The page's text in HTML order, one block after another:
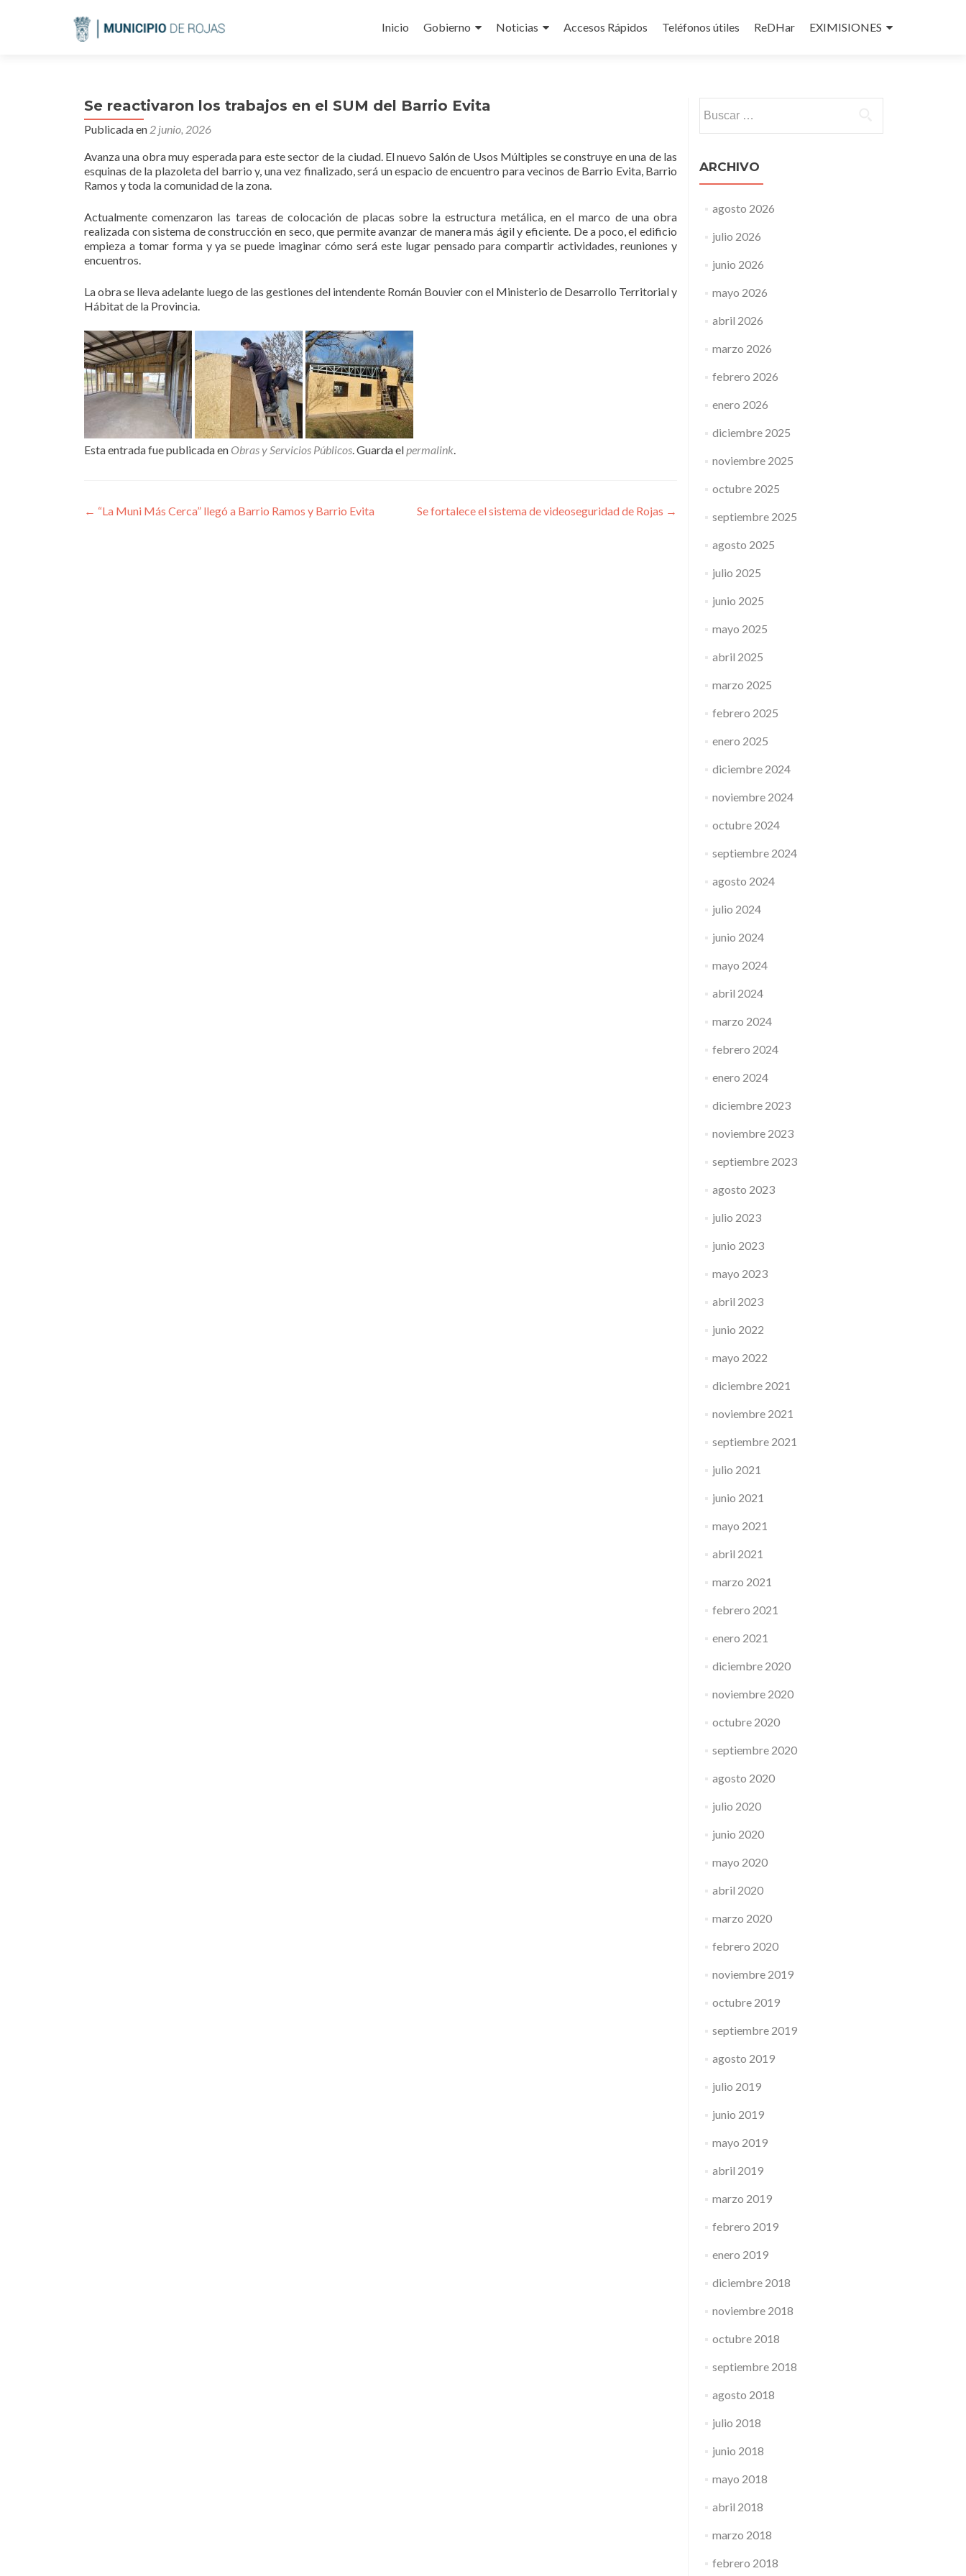
al
Inicio Gobierno Noticias Accesos Rápidos Teléfonos útiles ReDHar EXIMISIONES
Se reactivaron los trabajos en el SUM del Barrio Evita
Publicada en 2 junio, 2026
Avanza una obra muy esperada para este sector de la ciudad. El nuevo Salón de Usos Múltiples se construye en una de las
esquinas de la plazoleta del barrio y, una vez finalizado, será un espacio de encuentro para vecinos de Barrio Evita, Barrio
Ramos y toda la comunidad de la zona.
Actualmente comenzaron las tareas de colocación de placas sobre la estructura metálica, en el marco de una obra
realizada con sistema de construcción en seco, que permite avanzar de manera más ágil y eficiente. De a poco, el edificio
empieza a tomar forma y ya se puede imaginar cómo será este lugar pensado para compartir actividades, reuniones y
encuentros.
La obra se lleva adelante luego de las gestiones del intendente Román Bouvier con el Ministerio de Desarrollo Territorial y
Hábitat de la Provincia.
Esta entrada fue publicada en Obras y Servicios Públicos. Guarda elpermalink.
Navegación
← “La Muni Más Cerca” llegó a Barrio Ramos y Barrio Evita Se fortalece el sistema de videoseguridad de Rojas →
ARCHIVO
agosto 2026
julio 2026
junio 2026
mayo 2026
abril 2026
marzo 2026
febrero 2026
enero 2026
diciembre 2025
noviembre 2025
octubre 2025
septiembre 2025
agosto 2025
julio 2025
junio 2025
mayo 2025
abril 2025
marzo 2025
febrero 2025
enero 2025
diciembre 2024
noviembre 2024
octubre 2024
septiembre 2024
agosto 2024
julio 2024
junio 2024
mayo 2024
abril 2024
marzo 2024
febrero 2024
enero 2024
diciembre 2023
noviembre 2023
septiembre 2023
agosto 2023
julio 2023
junio 2023
mayo 2023
abril 2023
junio 2022
mayo 2022
diciembre 2021
noviembre 2021
septiembre 2021
julio 2021
junio 2021
mayo 2021
abril 2021
marzo 2021
febrero 2021
enero 2021
diciembre 2020
noviembre 2020
octubre 2020
septiembre 2020
agosto 2020
julio 2020
junio 2020
mayo 2020
abril 2020
marzo 2020
febrero 2020
noviembre 2019
octubre 2019
septiembre 2019
agosto 2019
julio 2019
junio 2019
mayo 2019
abril 2019
marzo 2019
febrero 2019
enero 2019
diciembre 2018
noviembre 2018
octubre 2018
septiembre 2018
agosto 2018
julio 2018
junio 2018
mayo 2018
abril 2018
marzo 2018
febrero 2018